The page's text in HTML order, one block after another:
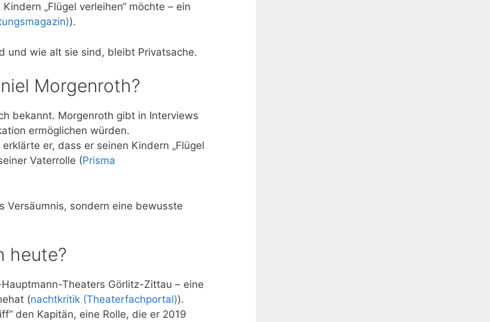
„Flügel verleihen“ möchte – ein
).
und wie alt sie sind, bleibt Privatsache.
Morgenroth?
bekannt. Morgenroth gibt in Interviews
ermöglichen würden.
er, dass er seinen Kindern „Flügel
Vaterrolle (Prisma
Versäumnis, sondern eine bewusste
heute?
Theaters Görlitz-Zittau – eine
(nachtkritik (Theaterfachportal)).
den Kapitän, eine Rolle, die er 2019